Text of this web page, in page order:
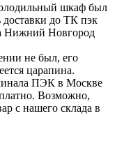
шкаф был
доставки до ТК пэк
Нижний Новгород
не был, его
царапина.
ПЭК в Москве
Возможно,
с нашего склада в